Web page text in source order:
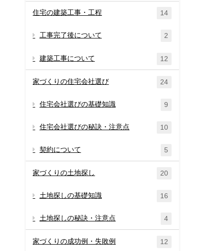
住宅の建築工事・工程 14
工事完了後について 2
建築工事について 12
家づくりの住宅会社選び 24
住宅会社選びの基礎知識 9
住宅会社選びの秘訣・注意点 10
契約について 5
家づくりの土地探し 20
土地探しの基礎知識 16
土地探しの秘訣・注意点 4
家づくりの成功例・失敗例 12